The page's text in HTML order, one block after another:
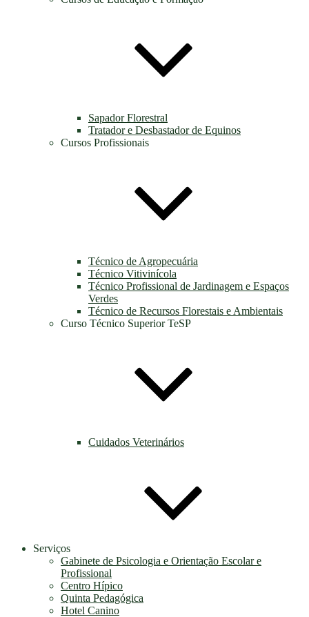
Sapador Florestral
Tratador e Desbastador de Equinos
Cursos Profissionais
Técnico de Agropecuária
Técnico Vitivinícola
Técnico Profissional de Jardinagem e Espaços
Verdes
Técnico de Recursos Florestais e Ambientais
Curso Técnico Superior TeSP
Cuidados Veterinários
Serviços
Gabinete de Psicologia e Orientação Escolar e
Profissional
Centro Hípico
Quinta Pedagógica
Hotel Canino